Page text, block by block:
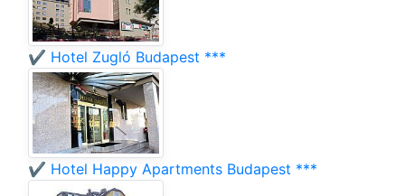
✔️ Hotel Zugló Budapest ***
✔️ Hotel Happy Apartments Budapest ***